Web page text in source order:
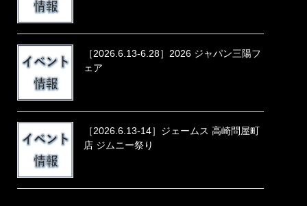
［2026.6.13-6.28］2026 ジャパン三陽フ
ェア
［2026.6.13-14］ジェームス 高崎問屋町
店 ジムニー祭り